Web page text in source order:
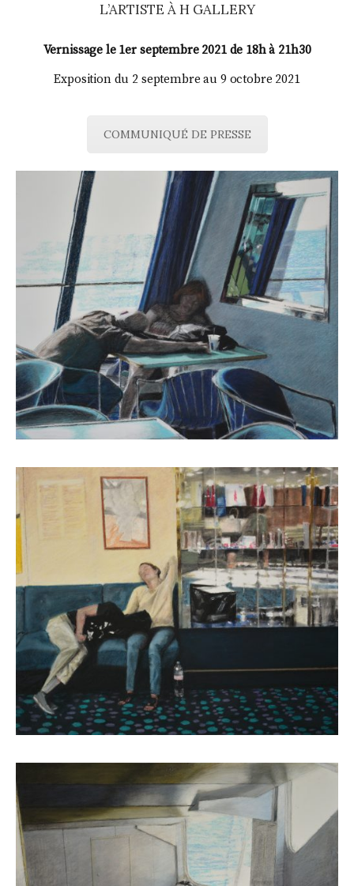
L’ARTISTE À H GALLERY
Vernissage le 1er septembre 2021 de 18h à 21h30
Exposition du 2 septembre au 9 octobre 2021
COMMUNIQUÉ DE PRESSE